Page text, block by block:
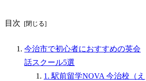
目次
今治市で初心者におすすめの英会
話スクール5選
1. 駅前留学NOVA 今治校（え